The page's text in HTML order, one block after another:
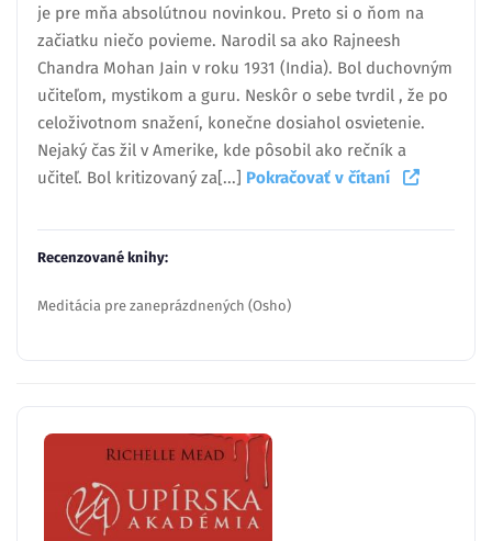
je pre mňa absolútnou novinkou. Preto si o ňom na
začiatku niečo povieme. Narodil sa ako Rajneesh
Chandra Mohan Jain v roku 1931 (India). Bol duchovným
učiteľom, mystikom a guru. Neskôr o sebe tvrdil , že po
celoživotnom snažení, konečne dosiahol osvietenie.
Nejaký čas žil v Amerike, kde pôsobil ako rečník a
učiteľ. Bol kritizovaný za[...] Pokračovať v čítaní
Recenzované knihy:
Meditácia pre zaneprázdnených (Osho)